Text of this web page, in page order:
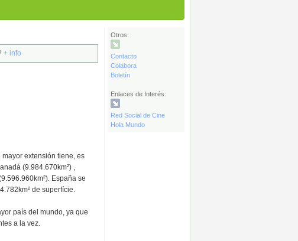
Otros:
Contacto
Colabora
Boletín
Enlaces de Interés:
Red Social de Cine
Hola Mundo
+ info
extensión tiene, es
(9.984.670km²) ,
España se
de superfície.
país del mundo, ya que
a la vez.